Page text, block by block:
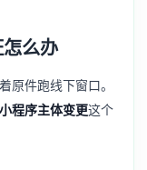
么办
原件跑线下窗口。
小程序主体变更这个